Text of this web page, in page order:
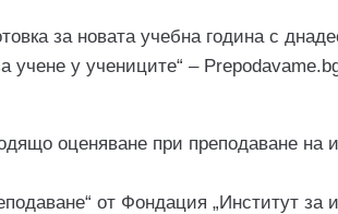
за новата учебна година с
учене у учениците“ –
оценяване при преподаване на
от Фондация „Институт за